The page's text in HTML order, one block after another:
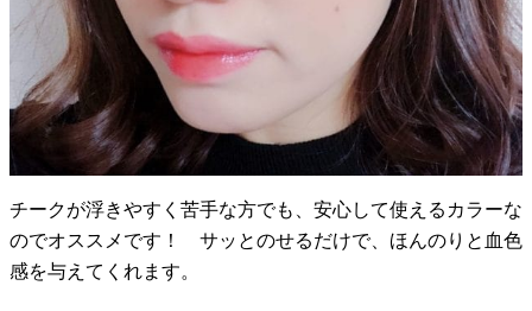
チークが浮きやすく苦手な方でも、安心して使えるカラーな
のでオススメです！ サッとのせるだけで、ほんのりと血色
感を与えてくれます。